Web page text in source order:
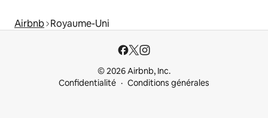
Airbnb Royaume-Uni
© 2026 Airbnb, Inc.
Confidentialité
Conditions générales